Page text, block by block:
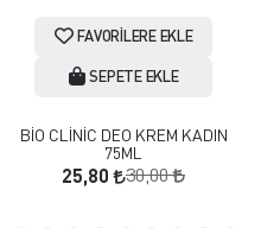
FAVORILERE EKLE
SEPETE EKLE
BİO CLİNİC DEO KREM KADIN
75ML
25,80 30,00